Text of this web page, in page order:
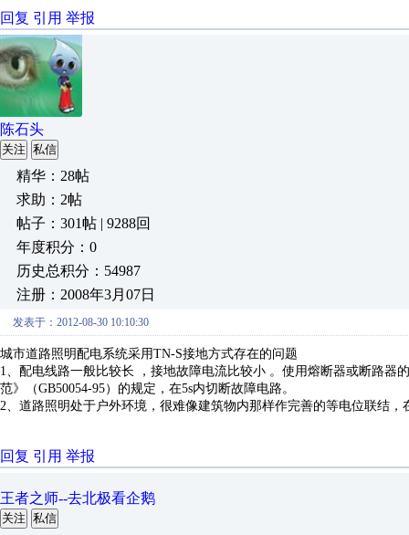
回复 引用 举报
陈石头
关注 私信
精华：28帖
求助：2帖
帖子：301帖 | 9288回
年度积分：0
历史总积分：54987
注册：2008年3月07日
发表于：2012-08-30 10:10:30
城市道路照明配电系统采用TN-S接地方式存在的问题
1、配电线路一般比较长 ，接地故障电流比较小 。使用熔断器或断路器
范》（GB50054-95）的规定，在5s内切断故障电路。
2、道路照明处于户外环境，很难像建筑物内那样作完善的等电位联结
回复 引用 举报
王者之师--去北极看企鹅
关注 私信